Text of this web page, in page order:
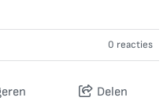
0 reacties
Delen